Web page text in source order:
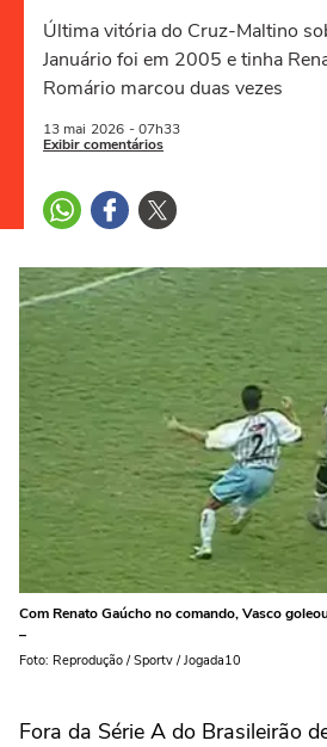
Última vitória do Cruz-Maltino
Januário foi em 2005 e tinha
Romário marcou duas vezes
13 mai 2026 - 07h33
Exibir comentários
Com Renato Gaúcho no comando, Vasco
–
Foto: Reprodução / Sportv / Jogada10
Fora da Série A do Brasileirão